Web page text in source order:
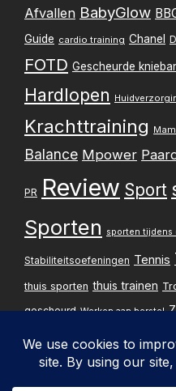
Afvallen BabyGlow
Guide cardio training Chanel
FOTD Gescheurde
Hardlopen
Krachttraining
Balance Mpower
PR Review Sport
Sporten sporten tijdens
Stabiliteitsoefeningen Tennis
thuis sporten thuis trainen
gescheurd Werken aan herstel